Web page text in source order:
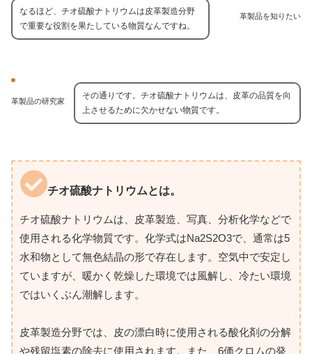
革製品を知りたい
なるほど、チオ硫酸ナトリウムは皮革製造分野
で重要な役割を果たしている物質なんですね。
革製品の研究家
その通りです。チオ硫酸ナトリウムは、皮革の品質を向
上させるために欠かせない物質です。
チオ硫酸ナトリウムとは。
チオ硫酸ナトリウムは、皮革製造、写真、分析化学などで
使用される化学物質です。化学式はNa2S2O3で、通常は5
水和物として無色結晶の形で存在します。空気中で安定し
ていますが、暖かく乾燥した環境では風解し、冷たい環境
ではいくぶん潮解します。
皮革製造分野では、皮の漂白時に使用される酸化剤の分解
や残留塩素の除去に使用されます。また、6価クロムの発